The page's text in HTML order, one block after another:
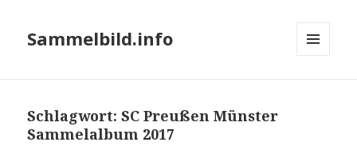
Sammelbild.info
Schlagwort:SC Preußen Münster
Sammelalbum 2017